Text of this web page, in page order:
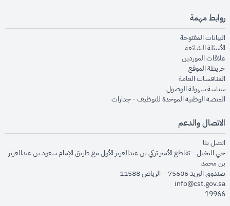
روابط مهمة
البيانات المفتوحةopens in new window
الأسئلة الشائعةopens in new window
علاقات الموردينopens in new window
خريطة الموقعopens in new window
المنافسات العامةopens in new window
سياسة سهولة الوصولopens in new window
المنصة الوطنية الموحدة للتوظيف - جداراتopens in new window
الاتصال والدعم
اتصل بنا
حي النخيل - تقاطع الأمير تركي بن عبدالعزيز الأول مع طريق الإمام سعود بن عبدالعزيز
بن محمد
صندوق البريد 75606 – الرياض 11588
info@cst.gov.sa
19966